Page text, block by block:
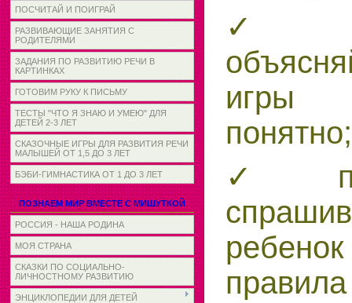
ПОСЧИТАЙ И ПОИГРАЙ
РАЗВИВАЮЩИЕ ЗАНЯТИЯ С
РОДИТЕЛЯМИ
ЗАДАНИЯ ПО РАЗВИТИЮ РЕЧИ В
КАРТИНКАХ
ГОТОВИМ РУКУ К ПИСЬМУ
ТЕСТЫ "ЧТО Я ЗНАЮ И УМЕЮ" ДЛЯ
ДЕТЕЙ 2-3 ЛЕТ
СКАЗОЧНЫЕ ИГРЫ ДЛЯ РАЗВИТИЯ РЕЧИ
МАЛЫШЕЙ ОТ 1,5 ДО 3 ЛЕТ
БЭБИ-ГИМНАСТИКА ОТ 1 ДО 3 ЛЕТ
ПОЗНАЕМ МИР ВМЕСТЕ С МИШУТКОЙ
РОССИЯ - НАША РОДИНА
МОЯ СТРАНА
СКАЗКИ ПО СОЦИАЛЬНО-
ЛИЧНОСТНОМУ РАЗВИТИЮ
ЭНЦИКЛОПЕДИИ ДЛЯ ДЕТЕЙ
✓
игры
понятно;
✓